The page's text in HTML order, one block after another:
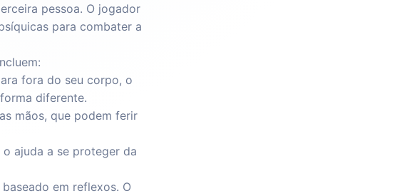
pessoa. O jogador
para combater a
fora do seu corpo, o
diferente.
mãos, que podem ferir
ajuda a se proteger da
em reflexos. O